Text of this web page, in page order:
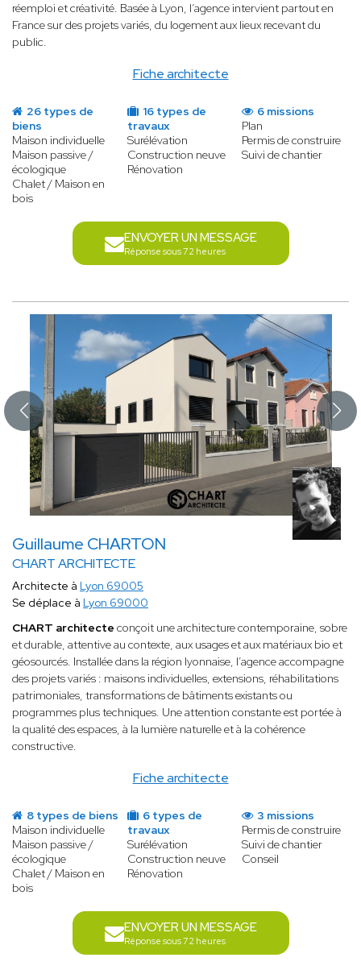
Fiche architecte
réemploi et créativité. Basée à Lyon, l’agence intervient partout en
France sur des projets variés, du logement aux lieux recevant du
public.
26 types de
biens
Maison individuelle
Maison passive /
écologique
Chalet / Maison en
bois
16 types de
travaux
Surélévation
Construction neuve
Rénovation
6 missions
Plan
Permis de construire
Suivi de chantier
ENVOYER UN MESSAGE
Réponse sous 72 heures
Guillaume CHARTON
CHART ARCHITECTE
Fiche architecte
Architecte à Lyon 69005
Se déplace à Lyon 69000
CHART architecte conçoit une architecture contemporaine, sobre
et durable, attentive au contexte, aux usages et aux matériaux bio et
géosourcés. Installée dans la région lyonnaise, l’agence accompagne
des projets variés : maisons individuelles, extensions, réhabilitations
patrimoniales, transformations de bâtiments existants ou
programmes plus techniques. Une attention constante est portée à
la qualité des espaces, à la lumière naturelle et à la cohérence
constructive.
8 types de biens
Maison individuelle
Maison passive /
écologique
Chalet / Maison en
bois
6 types de
travaux
Surélévation
Construction neuve
Rénovation
3 missions
Permis de construire
Suivi de chantier
Conseil
ENVOYER UN MESSAGE
Réponse sous 72 heures